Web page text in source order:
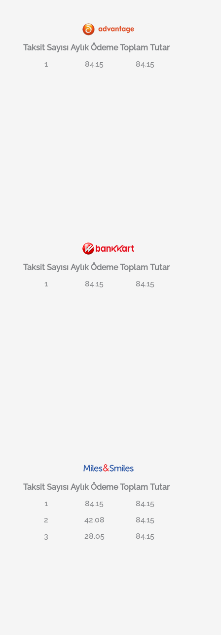
Taksit Sayısı Aylık Ödeme Toplam Tutar
1
84.15 84.15
Taksit Sayısı Aylık Ödeme Toplam Tutar
1
84.15 84.15
Taksit Sayısı Aylık Ödeme Toplam Tutar
1
84.15
84.15
2
42.08
84.15
3
28.05 84.15